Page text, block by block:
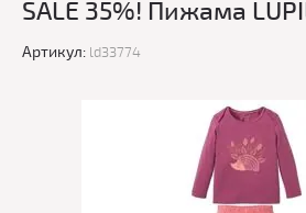
SALE 35%! Пижама
Артикул: ld33774